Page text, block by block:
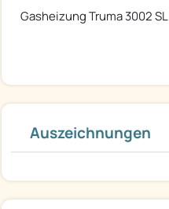
Gasheizung Truma 3002 SL
Auszeichnungen